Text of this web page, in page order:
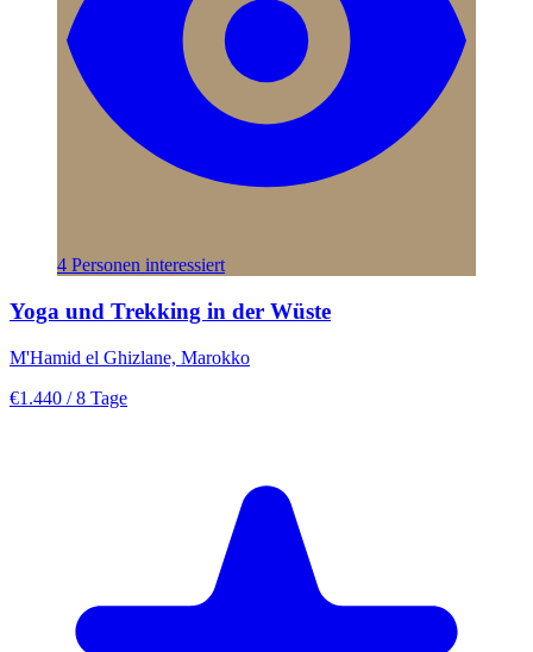
4 Personen interessiert
Yoga und Trekking in der Wüste
M'Hamid el Ghizlane, Marokko
€1.440 / 8 Tage